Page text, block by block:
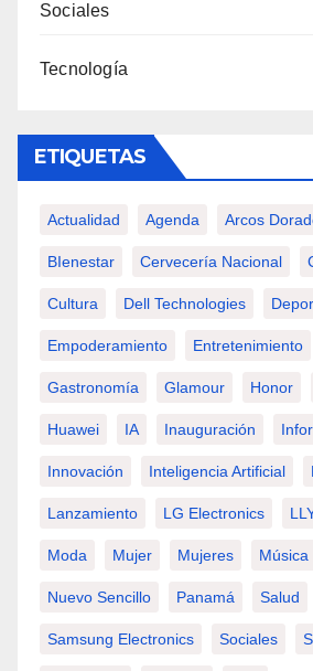
Sociales
Tecnología
ETIQUETAS
Actualidad Agenda Arcos
BIenestar Cervecería Nacional
Cultura Dell Technologies
Empoderamiento Entretenimiento
Gastronomía Glamour Honor
Huawei IA Inauguración
Innovación Inteligencia Artificial
Lanzamiento LG Electronics
Moda Mujer Mujeres Música
Nuevo Sencillo Panamá Salud
Samsung Electronics Sociales